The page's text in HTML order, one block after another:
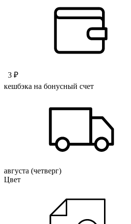
3 ₽
кешбэка на бонусный счет
августа (четверг)
Цвет